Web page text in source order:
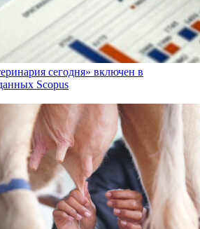
сегодня» включен в
Scopus